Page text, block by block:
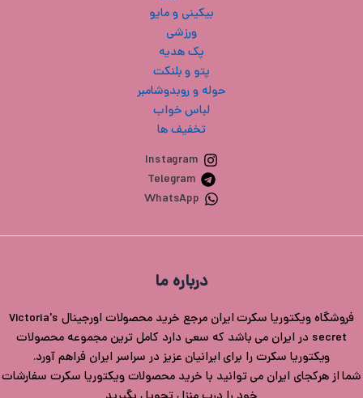
بیکینی و مایو
ورزشی
پک هدیه
پتو و بلنکت
حوله و روبدوشامبر
لباس خواب
تخفیف ها
Instagram
Telegram
WhatsApp
درباره ما
فروشگاه ویکتوریا سکرت ایران مرجع خرید محصولات اورجینال Victoria's
secret در ایران می باشد که سعی دارد کامل ترین مجموعه محصولات
ویکتوریا سکرت را برای ایرانیان عزیز در سراسر ایران فراهم آورد.
شما از هرکجای ایران می توانید با خرید محصولات ویکتوریا سکرت سفارشات